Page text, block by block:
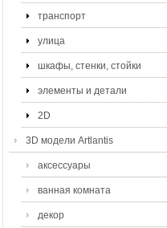
транспорт
улица
шкафы, стенки, стойки
элементы и детали
2D
3D модели Artlantis
аксессуары
ванная комната
декор